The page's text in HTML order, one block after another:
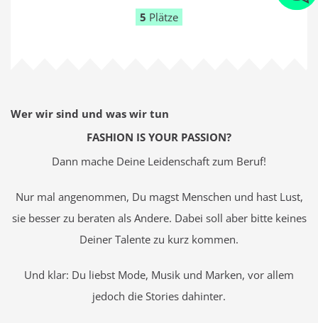
5 Plätze
Wer wir sind und was wir tun
FASHION IS YOUR PASSION?
Dann mache Deine Leidenschaft zum Beruf!
Nur mal angenommen, Du magst Menschen und hast Lust,
sie besser zu beraten als Andere. Dabei soll aber bitte keines
Deiner Talente zu kurz kommen.
Und klar: Du liebst Mode, Musik und Marken, vor allem
jedoch die Stories dahinter.